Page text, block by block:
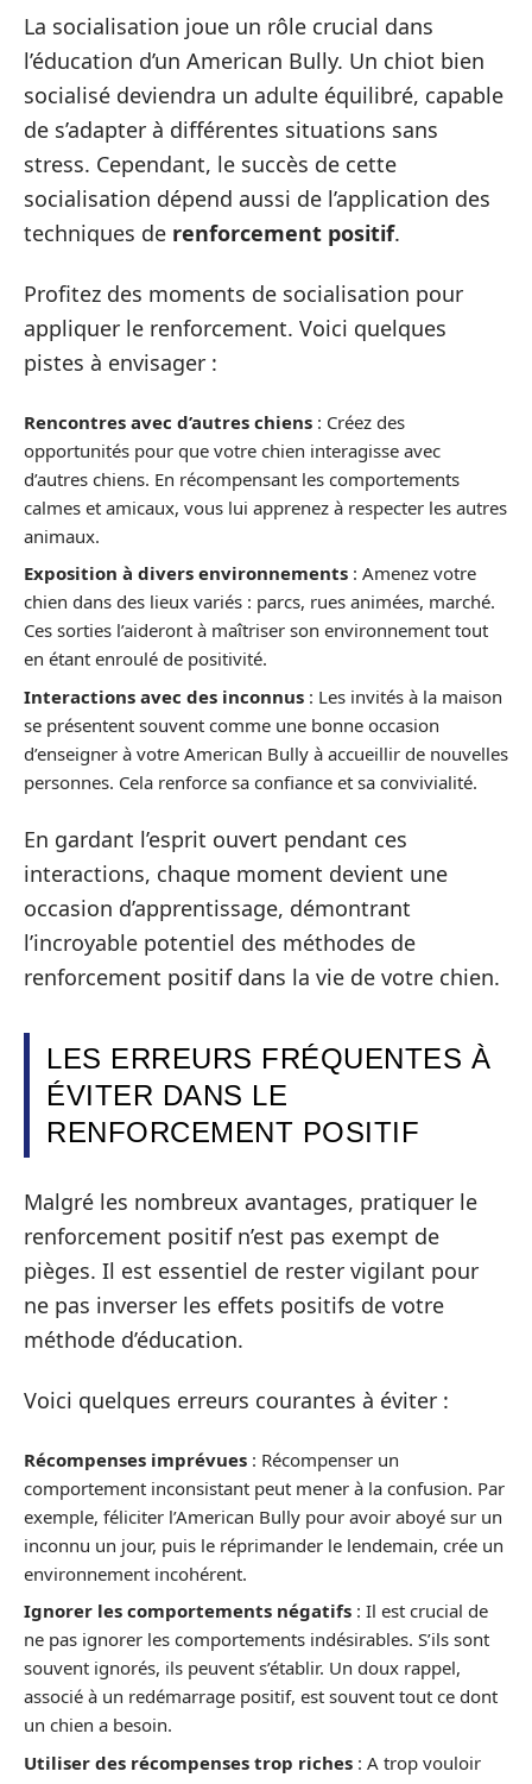
La socialisation joue un rôle crucial dans
l’éducation d’un American Bully. Un chiot bien
socialisé deviendra un adulte équilibré, capable
de s’adapter à différentes situations sans
stress. Cependant, le succès de cette
socialisation dépend aussi de l’application des
techniques de renforcement positif.
Profitez des moments de socialisation pour
appliquer le renforcement. Voici quelques
pistes à envisager :
Rencontres avec d’autres chiens : Créez des
opportunités pour que votre chien interagisse avec
d’autres chiens. En récompensant les comportements
calmes et amicaux, vous lui apprenez à respecter les autres
animaux.
Exposition à divers environnements : Amenez votre
chien dans des lieux variés : parcs, rues animées, marché.
Ces sorties l’aideront à maîtriser son environnement tout
en étant enroulé de positivité.
Interactions avec des inconnus : Les invités à la maison
se présentent souvent comme une bonne occasion
d’enseigner à votre American Bully à accueillir de nouvelles
personnes. Cela renforce sa confiance et sa convivialité.
En gardant l’esprit ouvert pendant ces
interactions, chaque moment devient une
occasion d’apprentissage, démontrant
l’incroyable potentiel des méthodes de
renforcement positif dans la vie de votre chien.
LES ERREURS FRÉQUENTES À
ÉVITER DANS LE
RENFORCEMENT POSITIF
Malgré les nombreux avantages, pratiquer le
renforcement positif n’est pas exempt de
pièges. Il est essentiel de rester vigilant pour
ne pas inverser les effets positifs de votre
méthode d’éducation.
Voici quelques erreurs courantes à éviter :
Récompenses imprévues : Récompenser un
comportement inconsistant peut mener à la confusion. Par
exemple, féliciter l’American Bully pour avoir aboyé sur un
inconnu un jour, puis le réprimander le lendemain, crée un
environnement incohérent.
Ignorer les comportements négatifs : Il est crucial de
ne pas ignorer les comportements indésirables. S’ils sont
souvent ignorés, ils peuvent s’établir. Un doux rappel,
associé à un redémarrage positif, est souvent tout ce dont
un chien a besoin.
Utiliser des récompenses trop riches : A trop vouloir